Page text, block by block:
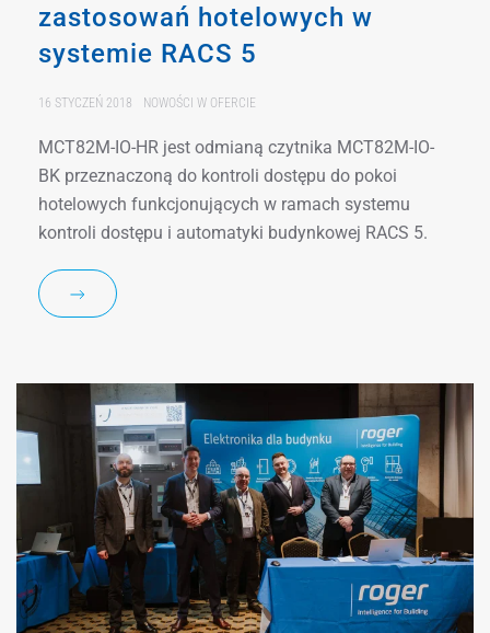
zastosowań hotelowych w
systemie RACS 5
16 STYCZEŃ 2018 NOWOŚCI W OFERCIE
MCT82M-IO-HR jest odmianą czytnika MCT82M-IO-
BK przeznaczoną do kontroli dostępu do pokoi
hotelowych funkcjonujących w ramach systemu
kontroli dostępu i automatyki budynkowej RACS 5.